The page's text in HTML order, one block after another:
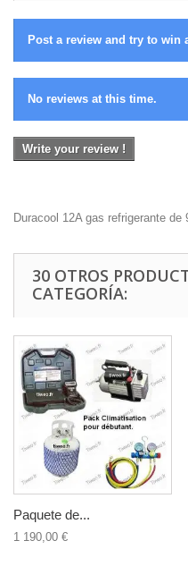
Post a review and try to win
No reviews at this time.
Write your review !
Duracool 12A gas refrigerante de
30 OTROS
CATEGORÍA:
Paquete de...
1 190,00 €